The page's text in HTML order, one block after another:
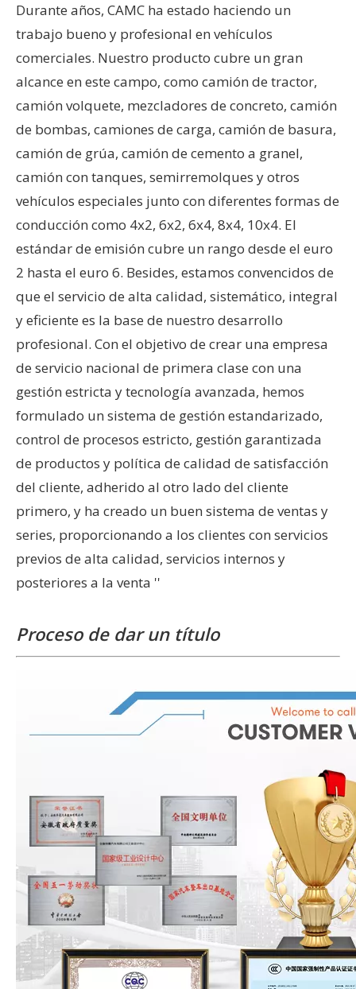
Durante años, CAMC ha estado haciendo un
trabajo bueno y profesional en vehículos
comerciales. Nuestro producto cubre un gran
alcance en este campo, como camión de tractor,
camión volquete, mezcladores de concreto, camión
de bombas, camiones de carga, camión de basura,
camión de grúa, camión de cemento a granel,
camión con tanques, semirremolques y otros
vehículos especiales junto con diferentes formas de
conducción como 4x2, 6x2, 6x4, 8x4, 10x4. El
estándar de emisión cubre un rango desde el euro
2 hasta el euro 6. Besides, estamos convencidos de
que el servicio de alta calidad, sistemático, integral
y eficiente es la base de nuestro desarrollo
profesional. Con el objetivo de crear una empresa
de servicio nacional de primera clase con una
gestión estricta y tecnología avanzada, hemos
formulado un sistema de gestión estandarizado,
control de procesos estricto, gestión garantizada
de productos y política de calidad de satisfacción
del cliente, adherido al otro lado del cliente
primero, y ha creado un buen sistema de ventas y
series, proporcionando a los clientes con servicios
previos de alta calidad, servicios internos y
posteriores a la venta ''
Proceso de dar un título